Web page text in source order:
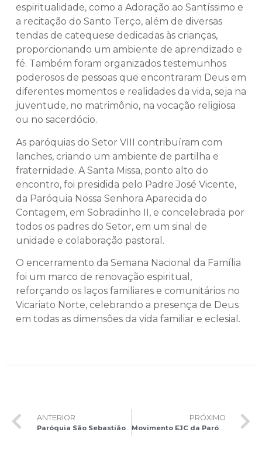
espiritualidade, como a Adoração ao Santíssimo e
a recitação do Santo Terço, além de diversas
tendas de catequese dedicadas às crianças,
proporcionando um ambiente de aprendizado e
fé. Também foram organizados testemunhos
poderosos de pessoas que encontraram Deus em
diferentes momentos e realidades da vida, seja na
juventude, no matrimônio, na vocação religiosa
ou no sacerdócio.
As paróquias do Setor VIII contribuíram com
lanches, criando um ambiente de partilha e
fraternidade. A Santa Missa, ponto alto do
encontro, foi presidida pelo Padre José Vicente,
da Paróquia Nossa Senhora Aparecida do
Contagem, em Sobradinho II, e concelebrada por
todos os padres do Setor, em um sinal de
unidade e colaboração pastoral.
O encerramento da Semana Nacional da Família
foi um marco de renovação espiritual,
reforçando os laços familiares e comunitários no
Vicariato Norte, celebrando a presença de Deus
em todas as dimensões da vida familiar e eclesial.
ANTERIOR
Paróquia São Sebastião celebra Jubileu de Diamante
PRÓXIMO
Movimento EJC da Paróquia Divino Espírito Santo promove Romaria ao Santuário do Divino Pai Eterno em Trindade-GO